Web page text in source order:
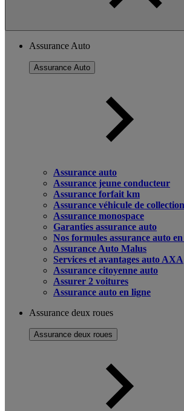
Assurance Auto
Assurance Auto
Assurance auto
Assurance jeune conducteur
Assurance forfait km
Assurance véhicule de collection
Assurance monospace
Garanties assurance auto
Nos formules assurance auto
Assurance Auto Malus
Services et avantages auto AXA
Assurance citoyenne auto
Assurer 2 voitures
Assurance auto en ligne
Assurance deux roues
Assurance deux roues